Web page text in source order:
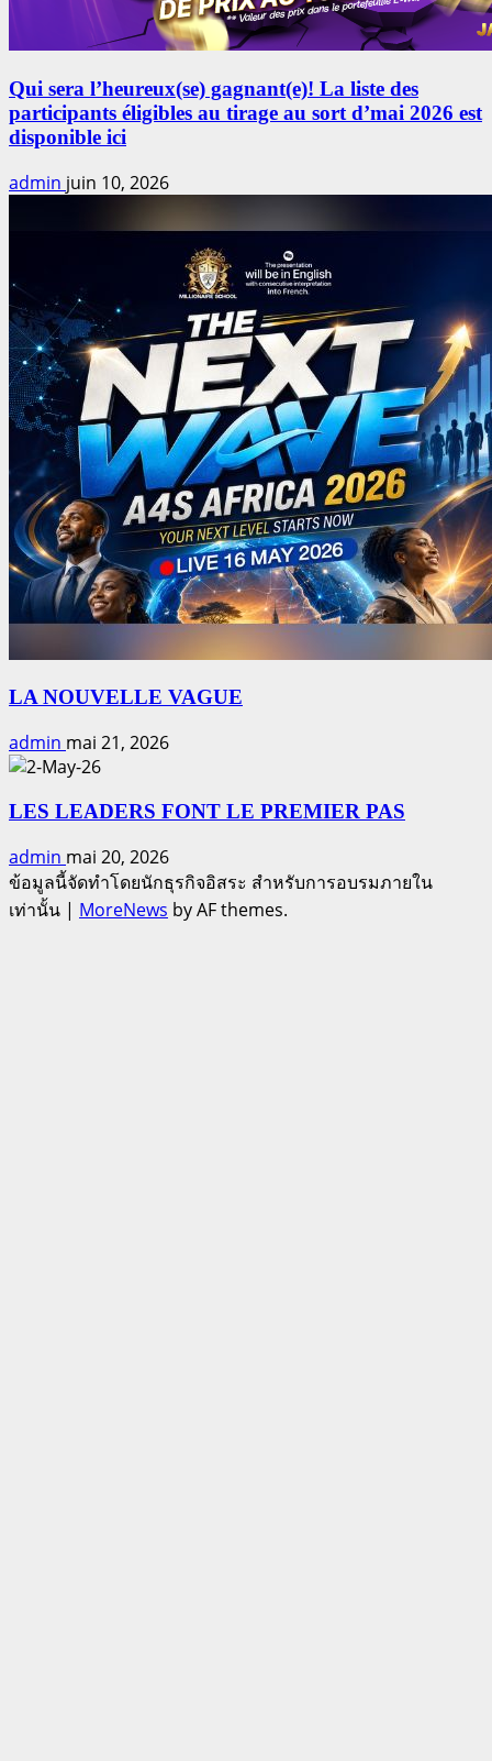
Qui sera l’heureux(se) gagnant(e)! La liste des
participants éligibles au tirage au sort d’mai 2026 est
disponible ici
admin juin 10, 2026
LA NOUVELLE VAGUE
admin mai 21, 2026
LES LEADERS FONT LE PREMIER PAS
admin mai 20, 2026
ข้อมูลนี้จัดทำโดยนักธุรกิจอิสระ สำหรับการอบรมภายใน
เท่านั้น | MoreNews by AF themes.